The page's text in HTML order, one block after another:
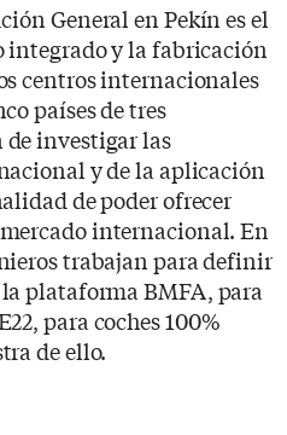
General en Pekín es el
integrado y la fabricación
centros internacionales
países de tres
de investigar las
y de la aplicación
de poder ofrecer
internacional. En
trabajan para definir
plataforma BMFA, para
para coches 100%
de ello.